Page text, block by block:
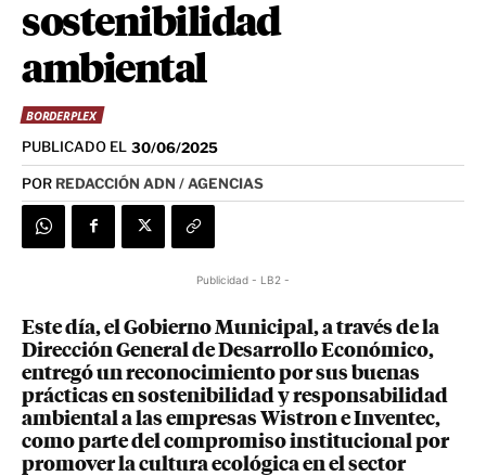
sostenibilidad
ambiental
BORDERPLEX
PUBLICADO EL 30/06/2025
POR REDACCIÓN ADN / AGENCIAS
Publicidad - LB2 -
Este día, el Gobierno Municipal, a través de la
Dirección General de Desarrollo Económico,
entregó un reconocimiento por sus buenas
prácticas en sostenibilidad y responsabilidad
ambiental a las empresas Wistron e Inventec,
como parte del compromiso institucional por
promover la cultura ecológica en el sector